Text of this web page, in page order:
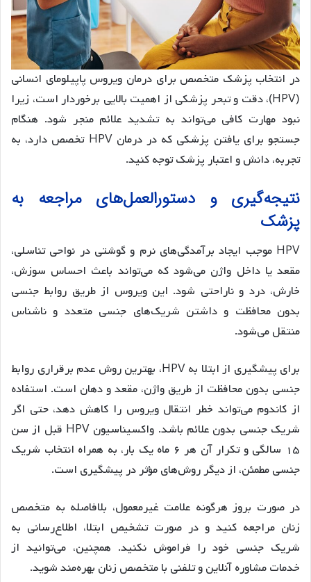
در انتخاب پزشک متخصص برای درمان ویروس پاپیلومای انسانی
(HPV)، دقت و تبحر پزشکی از اهمیت بالایی برخوردار است، زیرا
نبود مهارت کافی می‌تواند به تشدید علائم منجر شود. هنگام
جستجو برای یافتن پزشکی که در درمان HPV تخصص دارد، به
تجربه، دانش و اعتبار پزشک توجه کنید.
نتیجه‌گیری و دستورالعمل‌های مراجعه به
پزشک
HPV موجب ایجاد برآمدگی‌های نرم و گوشتی در نواحی تناسلی،
مقعد یا داخل واژن می‌شود که می‌تواند باعث احساس سوزش،
خارش، درد و ناراحتی شود. این ویروس از طریق روابط جنسی
بدون محافظت و داشتن شریک‌های جنسی متعدد و ناشناس
منتقل می‌شود.
برای پیشگیری از ابتلا به HPV، بهترین روش عدم برقراری روابط
جنسی بدون محافظت از طریق واژن، مقعد و دهان است. استفاده
از کاندوم می‌تواند خطر انتقال ویروس را کاهش دهد، حتی اگر
شریک جنسی بدون علائم باشد. واکسیناسیون HPV قبل از سن
۱۵ سالگی و تکرار آن هر ۶ ماه یک بار، به همراه انتخاب شریک
جنسی مطمئن، از دیگر روش‌های مؤثر در پیشگیری است.
در صورت بروز هرگونه علامت غیرمعمول، بلافاصله به متخصص
زنان مراجعه کنید و در صورت تشخیص ابتلا، اطلاع‌رسانی به
شریک جنسی خود را فراموش نکنید. همچنین، می‌توانید از
خدمات مشاوره آنلاین و تلفنی با متخصص زنان بهره‌مند شوید.